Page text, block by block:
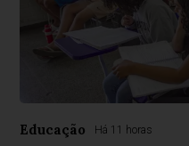
Educação Há 11 horas